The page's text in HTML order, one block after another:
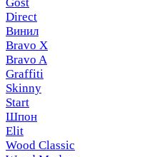
Direct
Винил
Bravo X
Bravo A
Graffiti
Skinny
Start
Шпон
Elit
Wood Classic